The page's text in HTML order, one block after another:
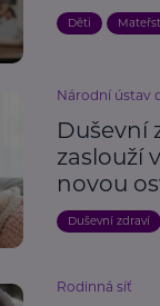
Děti
Národní ústav
Duševní
zaslouží
novou
Duševní zdraví
Rodinná síť